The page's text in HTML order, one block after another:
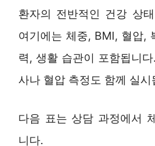
환자의 전반적인 건강 상
여기에는 체중, BMI, 혈압,
력, 생활 습관이 포함됩니
사나 혈압 측정도 함께 실시
다음 표는 상담 과정에서
니다.